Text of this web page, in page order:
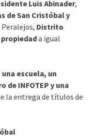
Luis Abinader,
de San Cristóbal y
Peralejos, Distrito
a igual
una escuela, un
INFOTEP y una
la entrega de títulos de